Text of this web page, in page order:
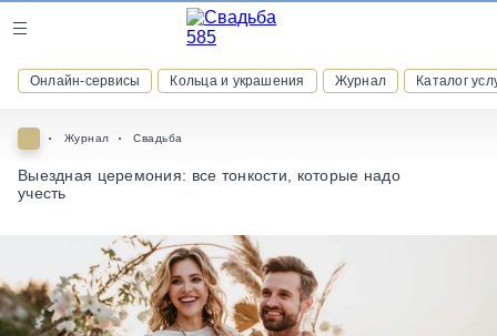
Онлайн-сервисы Кольца и украшения Журнал Каталог
ВСТУПАЙТЕ В КЛУБ ПРИВИЛЕГИЙ
присоединяйтесь к закрытому сообществу и получайте
скидки и бонусы за участие
РЕГИСТРАЦИЯ
Журнал Свадьба
Выездная церемония: все тонкости, которые надо
учесть